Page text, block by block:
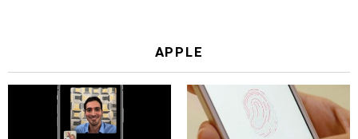
APPLE